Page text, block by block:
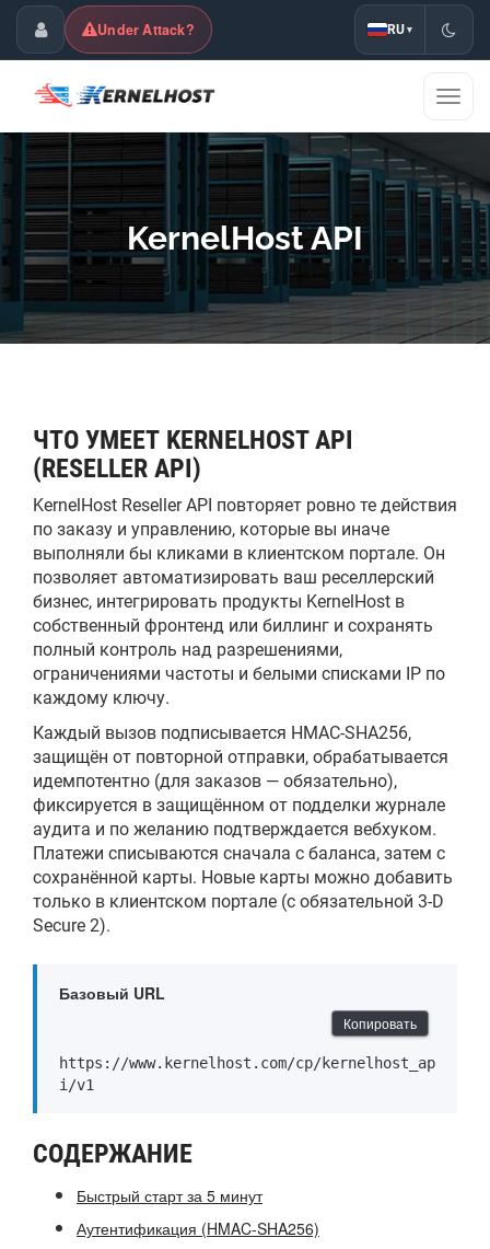
Клиентский центр
Under Attack? RU ▾
KernelHost API
ЧТО УМЕЕТ KERNELHOST API
(RESELLER API)
KernelHost Reseller API повторяет ровно те действия
по заказу и управлению, которые вы иначе
выполняли бы кликами в клиентском портале. Он
позволяет автоматизировать ваш реселлерский
бизнес, интегрировать продукты KernelHost в
собственный фронтенд или биллинг и сохранять
полный контроль над разрешениями,
ограничениями частоты и белыми списками IP по
каждому ключу.
Каждый вызов подписывается HMAC-SHA256,
защищён от повторной отправки, обрабатывается
идемпотентно (для заказов — обязательно),
фиксируется в защищённом от подделки журнале
аудита и по желанию подтверждается вебхуком.
Платежи списываются сначала с баланса, затем с
сохранённой карты. Новые карты можно добавить
только в клиентском портале (с обязательной 3-D
Secure 2).
Базовый URL
https://www.kernelhost.com/cp/kernelhost_ap
i/v1
Копировать
СОДЕРЖАНИЕ
Быстрый старт за 5 минут
Аутентификация (HMAC-SHA256)